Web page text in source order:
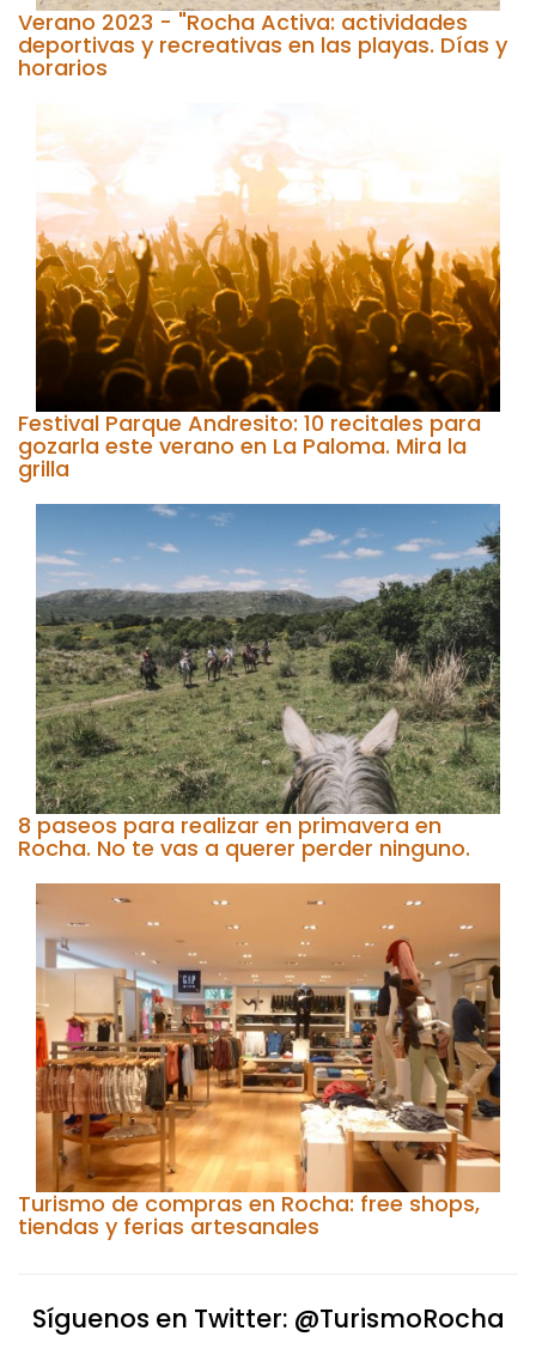
Verano 2023 - "Rocha Activa: actividades
deportivas y recreativas en las playas. Días y
horarios
Festival Parque Andresito: 10 recitales para
gozarla este verano en La Paloma. Mira la
grilla
8 paseos para realizar en primavera en
Rocha. No te vas a querer perder ninguno.
Turismo de compras en Rocha: free shops,
tiendas y ferias artesanales
Síguenos en Twitter: @TurismoRocha